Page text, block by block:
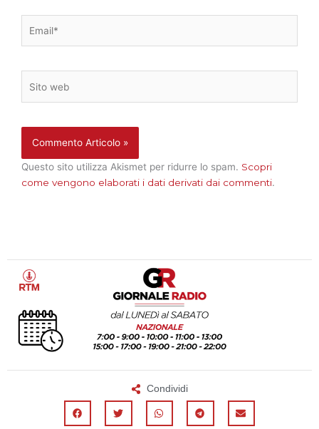
web
Questo sito utilizza Akismet per ridurre lo spam. Scopri
come vengono elaborati i dati derivati dai commenti.
Condividi